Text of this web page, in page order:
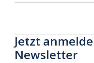
Jetzt
Newsletter